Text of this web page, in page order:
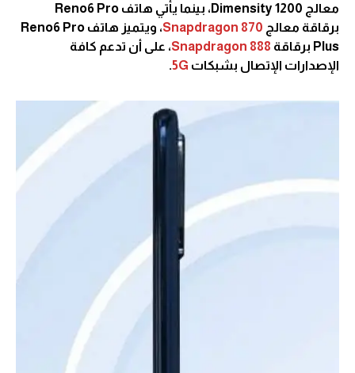
معالج Dimensity 1200، بينما يأتي هاتف Reno6 Pro
برقاقة معالج Snapdragon 870
، ويتميز هاتف Reno6 Pro
Plus برقاقة
Snapdragon 888، على أن تدعم كافة
الإصدارات الإتصال بشبكات 5G
.